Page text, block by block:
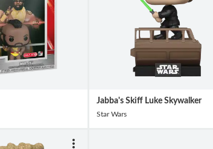
Jabba's Skiff Luke Skywalker
Star Wars